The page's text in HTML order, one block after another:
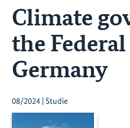
Climate
the
Germany
08/2024 | Studie